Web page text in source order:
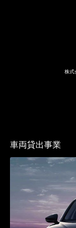
株式
車両貸出事業